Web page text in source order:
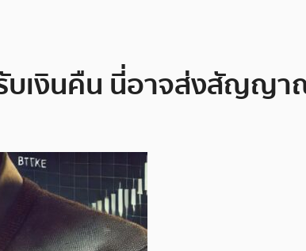
บเงินคืน นี่อาจส่งสัญญ